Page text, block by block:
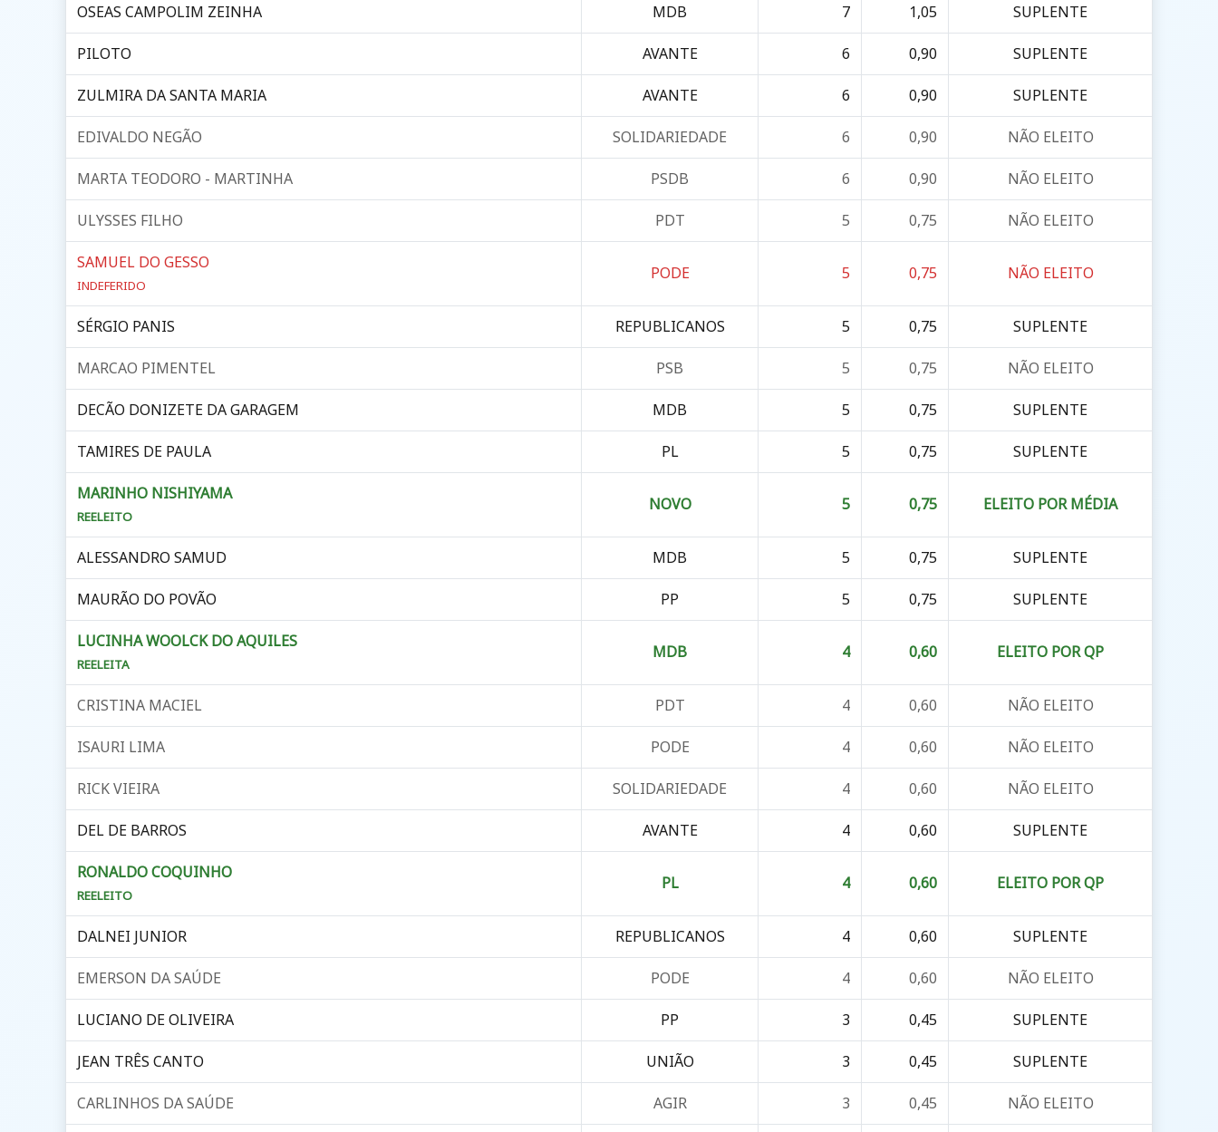
OSEAS CAMPOLIM ZEINHA MDB 7 1,05 SUPLENTE
PILOTO AVANTE 6 0,90 SUPLENTE
ZULMIRA DA SANTA MARIA AVANTE 6 0,90 SUPLENTE
EDIVALDO NEGÃO SOLIDARIEDADE 6 0,90 NÃO ELEITO
MARTA TEODORO - MARTINHA PSDB 6 0,90 NÃO ELEITO
ULYSSES FILHO PDT 5 0,75 NÃO ELEITO
SAMUEL DO GESSO
INDEFERIDO
PODE 5 0,75 NÃO ELEITO
SÉRGIO PANIS REPUBLICANOS 5 0,75 SUPLENTE
MARCAO PIMENTEL PSB 5 0,75 NÃO ELEITO
DECÃO DONIZETE DA GARAGEM MDB 5 0,75 SUPLENTE
TAMIRES DE PAULA PL 5 0,75 SUPLENTE
MARINHO NISHIYAMA
REELEITO
NOVO 5 0,75 ELEITO POR MÉDIA
ALESSANDRO SAMUD MDB 5 0,75 SUPLENTE
MAURÃO DO POVÃO PP 5 0,75 SUPLENTE
LUCINHA WOOLCK DO AQUILES
REELEITA
MDB 4 0,60 ELEITO POR QP
CRISTINA MACIEL PDT 4 0,60 NÃO ELEITO
ISAURI LIMA PODE 4 0,60 NÃO ELEITO
RICK VIEIRA SOLIDARIEDADE 4 0,60 NÃO ELEITO
DEL DE BARROS AVANTE 4 0,60 SUPLENTE
RONALDO COQUINHO
REELEITO
PL 4 0,60 ELEITO POR QP
DALNEI JUNIOR REPUBLICANOS 4 0,60 SUPLENTE
EMERSON DA SAÚDE PODE 4 0,60 NÃO ELEITO
LUCIANO DE OLIVEIRA PP 3 0,45 SUPLENTE
JEAN TRÊS CANTO UNIÃO 3 0,45 SUPLENTE
CARLINHOS DA SAÚDE AGIR 3 0,45 NÃO ELEITO